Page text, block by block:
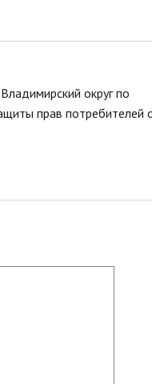
округ по
прав потребителей